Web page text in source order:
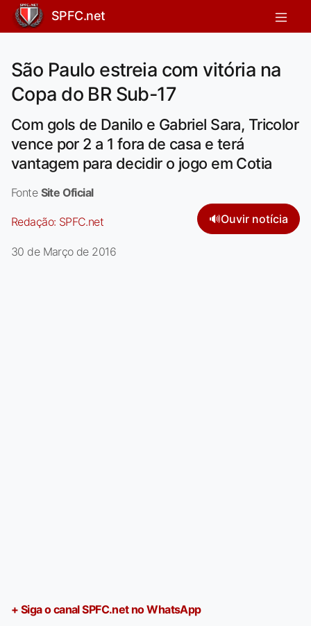
SPFC.net
São Paulo estreia com vitória na
Copa do BR Sub-17
Com gols de Danilo e Gabriel Sara, Tricolor
vence por 2 a 1 fora de casa e terá
vantagem para decidir o jogo em Cotia
Fonte Site Oficial
Redação: SPFC.net 🔊Ouvir notícia
30 de Março de 2016
+ Siga o canal SPFC.net no WhatsApp